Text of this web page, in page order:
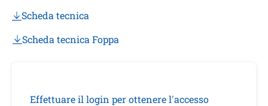
Scheda tecnica
Scheda tecnica Foppa
Effettuare il login per ottenere l'accesso